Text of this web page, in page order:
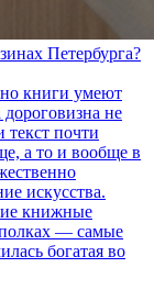
Петербурга?
книги умеют
не
почти
а то и вообще в
искусства.
книжные
— самые
богатая во